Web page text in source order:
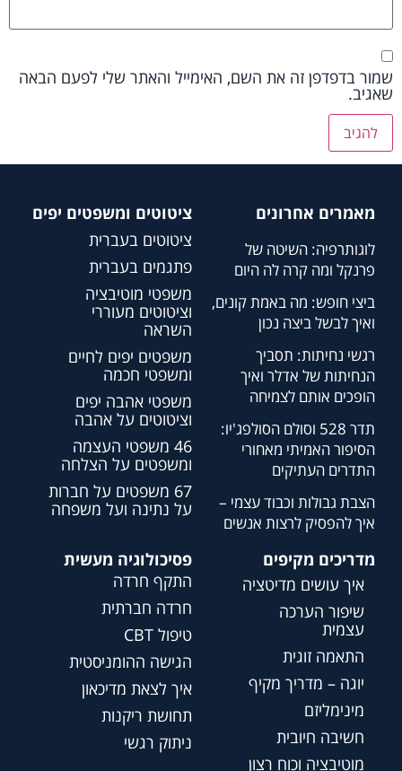
שמור בדפדפן זה את השם, האימייל והאתר שלי לפעם הבאה
שאגיב.
מאמרים אחרונים
לוגותרפיה: השיטה של
פרנקל ומה קרה לה היום
ביצי חופש: מה באמת קונים,
ואיך לבשל ביצה נכון
רגשי נחיתות: תסביך
הנחיתות של אדלר ואיך
הופכים אותם לצמיחה
תדר 528 וסולם הסולפג'יו:
הסיפור האמיתי מאחורי
התדרים העתיקים
הצבת גבולות וכבוד עצמי –
איך להפסיק לרצות אנשים
ציטוטים ומשפטים יפים
ציטוטים בעברית
פתגמים בעברית
משפטי מוטיבציה
וציטוטים מעוררי
השראה
משפטים יפים לחיים
ומשפטי חכמה
משפטי אהבה יפים
וציטוטים על אהבה
46 משפטי העצמה
ומשפטים על הצלחה
67 משפטים על חברות
על נתינה ועל משפחה
מדריכים מקיפים
איך עושים מדיטציה
שיפור הערכה
עצמית
התאמה זוגית
יוגה – מדריך מקיף
מינימליזם
חשיבה חיובית
מוטיבציה וכוח רצון
פסיכולוגיה מעשית
התקף חרדה
חרדה חברתית
טיפול CBT
הגישה ההומניסטית
איך לצאת מדיכאון
תחושת ריקנות
ניתוק רגשי